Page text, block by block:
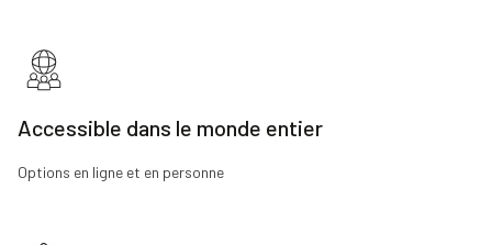
Accessible dans le monde entier
Options en ligne et en personne